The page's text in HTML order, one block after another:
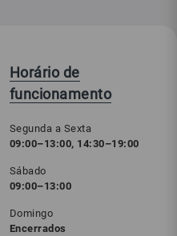
Horário de
funcionamento
Segunda a Sexta
09:00–13:00, 14:30–19:00
Sábado
09:00–13:00
Domingo
Encerrados